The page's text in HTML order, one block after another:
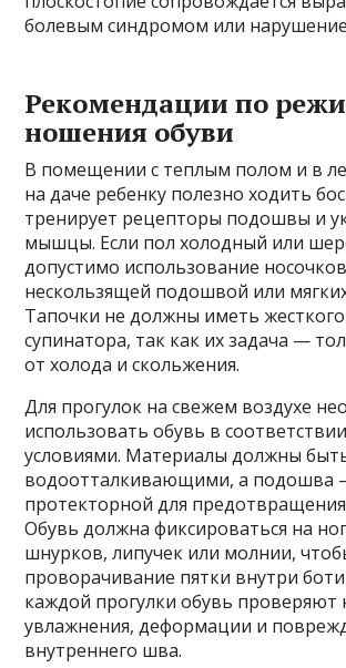
болевым синдромом или
Рекомендации по
ношения обуви
В помещении с теплым полом и в
на даче ребенку полезно ходить
тренирует рецепторы подошвы и
мышцы. Если пол холодный или
допустимо использование
нескользящей подошвой или
Тапочки не должны иметь
супинатора, так как их задача —
от холода и скольжения.
Для прогулок на свежем воздухе
использовать обувь в
условиями. Материалы должны
водоотталкивающими, а подошва
протекторной для
Обувь должна фиксироваться на
шнурков, липучек или молнии,
проворачивание пятки внутри
каждой прогулки обувь проверяют
увлажнения, деформации и
внутреннего шва.